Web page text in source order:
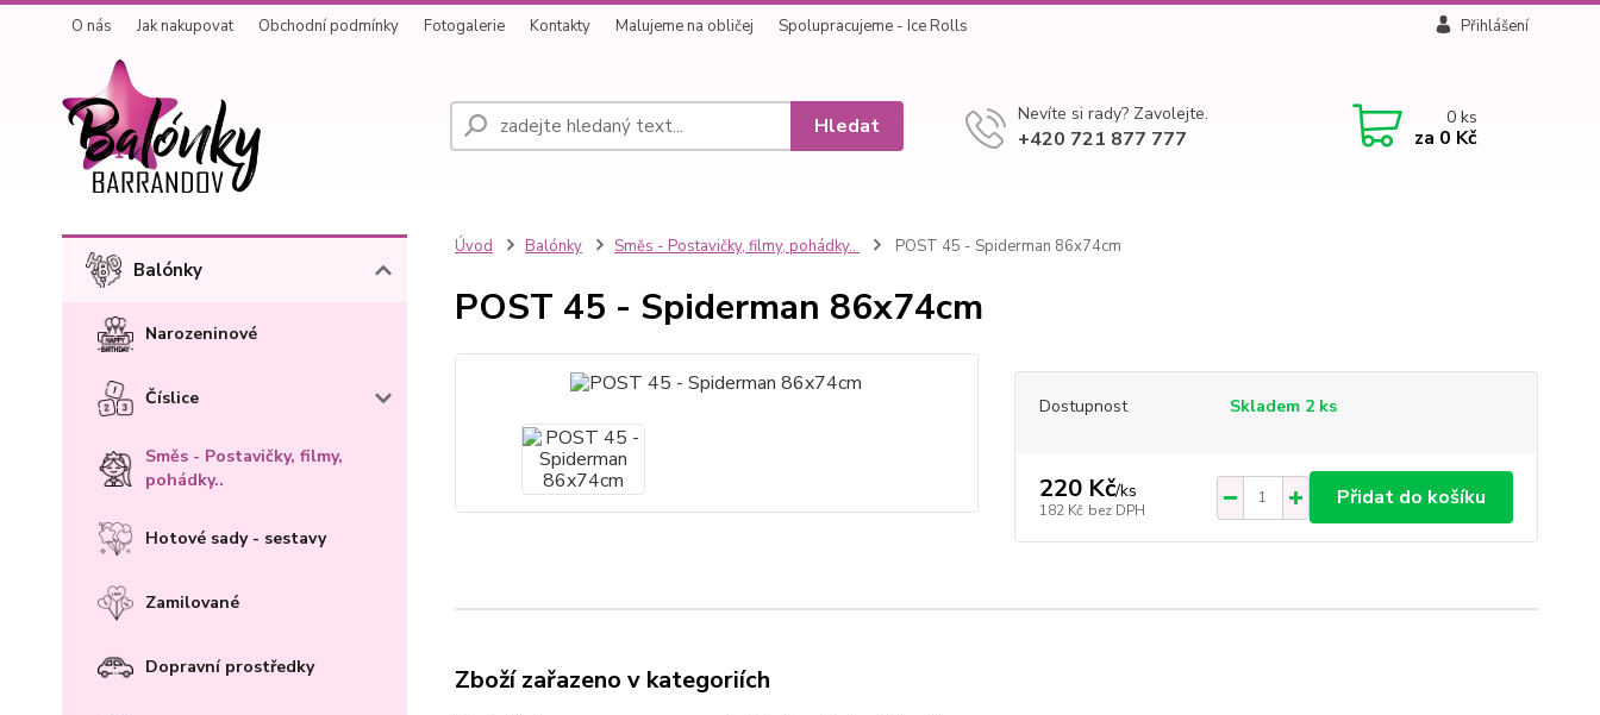
O nás Jak nakupovat Obchodní podmínky Fotogalerie Kontakty Malujeme na obličej Spolupracujeme - Ice Rolls Přihlášení
Hledat Nevíte si rady? Zavolejte.
+420 721 877 777
0ks
za 0 Kč
Balónky
Narozeninové
Číslice
Směs - Postavičky, filmy,
pohádky..
Hotové sady - sestavy
Zamilované
Dopravní prostředky
Úvod Balónky Směs - Postavičky, filmy, pohádky.. POST 45 - Spiderman 86x74cm
POST 45 - Spiderman 86x74cm
Dostupnost Skladem 2 ks
220 Kč/ks
182 Kč bez DPH Přidat do košíku
Zboží zařazeno v kategoriích